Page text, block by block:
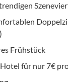
Frühstück
für nur 7€